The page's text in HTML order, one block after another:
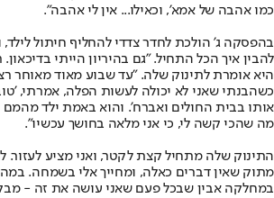
כמו אהבה של אמא', וכאילו... אין לי אהבה".
בהפסקה ג' הולכת לחדר צדדי להחליף חיתול לילד,
להבין איך הכל התחיל. "גם בהיריון הייתי
היא אומרת לתינוק שלה. "עד שבוע מאוד מאוחר
כשהבנתי שאני לא יכולה לעשות הפלה, אמרתי,
אותו בבית החולים ואברח'. והוא באמת ילד מהמם
מה שהכי קשה לי, כי אני מלאה בחושך עכשיו".
התינוק שלה מתחיל קצת לקטר, ואני מציע לעזור.
מתוק שאין דברים כאלה, ומחייך אלי בשמחה.
במחלקה אבין שבכל פעם שאני עושה את זה -